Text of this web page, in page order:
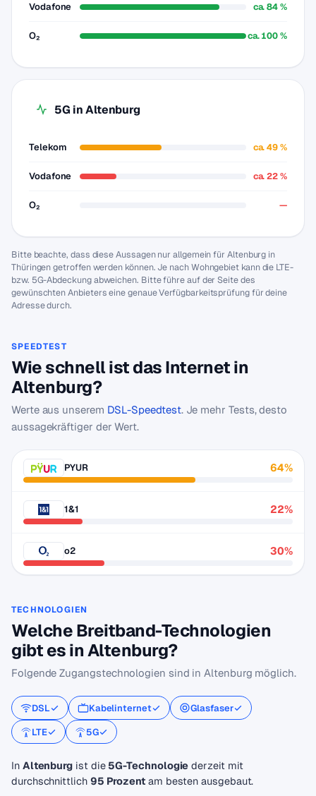
Vodafone ca. 84 %
O₂ ca. 100 %
5G in Altenburg
Telekom ca. 49 %
Vodafone ca. 22 %
O₂ —
Bitte beachte, dass diese Aussagen nur allgemein für Altenburg in
Thüringen getroffen werden können. Je nach Wohngebiet kann die LTE-
bzw. 5G-Abdeckung abweichen. Bitte führe auf der Seite des
gewünschten Anbieters eine genaue Verfügbarkeitsprüfung für deine
Adresse durch.
SPEEDTEST
Wie schnell ist das Internet in
Altenburg?
Werte aus unserem DSL-Speedtest. Je mehr Tests, desto
aussagekräftiger der Wert.
PYUR 64%
1&1 22%
o2 30%
TECHNOLOGIEN
Welche Breitband-Technologien
gibt es in Altenburg?
Folgende Zugangstechnologien sind in Altenburg möglich.
DSL Kabelinternet
Glasfaser
LTE
5G
In Altenburg ist die 5G-Technologie derzeit mit
durchschnittlich 95 Prozentam besten ausgebaut.